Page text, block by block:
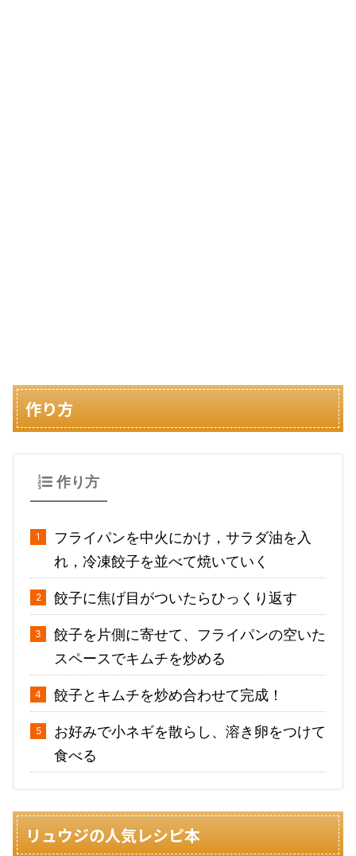
作り方
作り方
フライパンを中火にかけ，サラダ油を入
れ，冷凍餃子を並べて焼いていく
餃子に焦げ目がついたらひっくり返す
餃子を片側に寄せて、フライパンの空いた
スペースでキムチを炒める
餃子とキムチを炒め合わせて完成！
お好みで小ネギを散らし、溶き卵をつけて
食べる
リュウジの人気レシピ本